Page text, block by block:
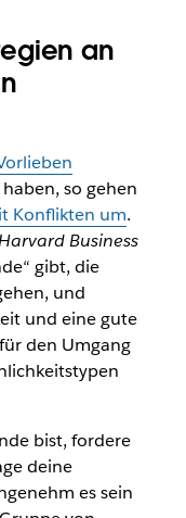
an
haben, so gehen
Konflikten um.
Business
gibt, die
und
und eine gute
den Umgang
bist, fordere
deine
es sein